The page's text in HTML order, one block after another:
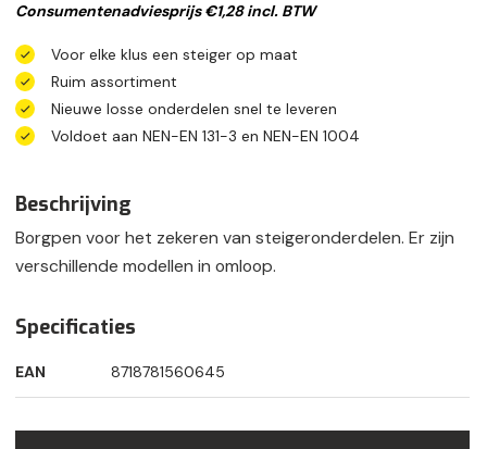
Consumentenadviesprijs €1,28 incl. BTW
Voor elke klus een steiger op maat
Ruim assortiment
Nieuwe losse onderdelen snel te leveren
Voldoet aan NEN-EN 131-3 en NEN-EN 1004
Beschrijving
Borgpen voor het zekeren van steigeronderdelen. Er zijn
verschillende modellen in omloop.
Specificaties
EAN 8718781560645